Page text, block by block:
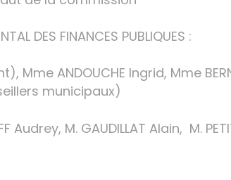
DES FINANCES PUBLIQUES :
Mme ANDOUCHE Ingrid, Mme
municipaux)
M. GAUDILLAT Alain, M.